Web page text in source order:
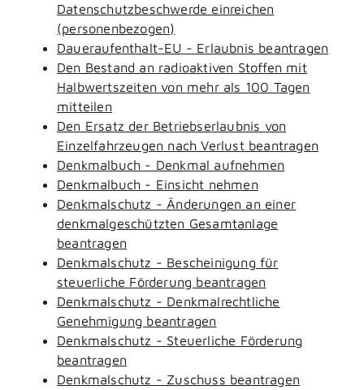
Datenschutzbeschwerde einreichen
(personenbezogen)
Daueraufenthalt-EU - Erlaubnis beantragen
Den Bestand an radioaktiven Stoffen mit
Halbwertszeiten von mehr als 100 Tagen
mitteilen
Den Ersatz der Betriebserlaubnis von
Einzelfahrzeugen nach Verlust beantragen
Denkmalbuch - Denkmal aufnehmen
Denkmalbuch - Einsicht nehmen
Denkmalschutz - Änderungen an einer
denkmalgeschützten Gesamtanlage
beantragen
Denkmalschutz - Bescheinigung für
steuerliche Förderung beantragen
Denkmalschutz - Denkmalrechtliche
Genehmigung beantragen
Denkmalschutz - Steuerliche Förderung
beantragen
Denkmalschutz - Zuschuss beantragen